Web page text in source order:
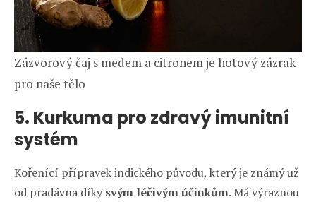
Zázvorový čaj s medem a citronem je hotový zázrak
pro naše tělo
5. Kurkuma pro zdravý imunitní
systém
Kořenící přípravek indického původu, který je známý už
od pradávna díky svým léčivým účinkům. Má výraznou